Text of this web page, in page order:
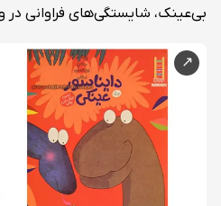
بی‌عینک، شایستگی‌های فراوانی